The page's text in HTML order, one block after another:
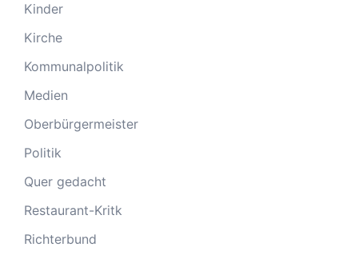
Kinder
Kirche
Kommunalpolitik
Medien
Oberbürgermeister
Politik
Quer gedacht
Restaurant-Kritk
Richterbund